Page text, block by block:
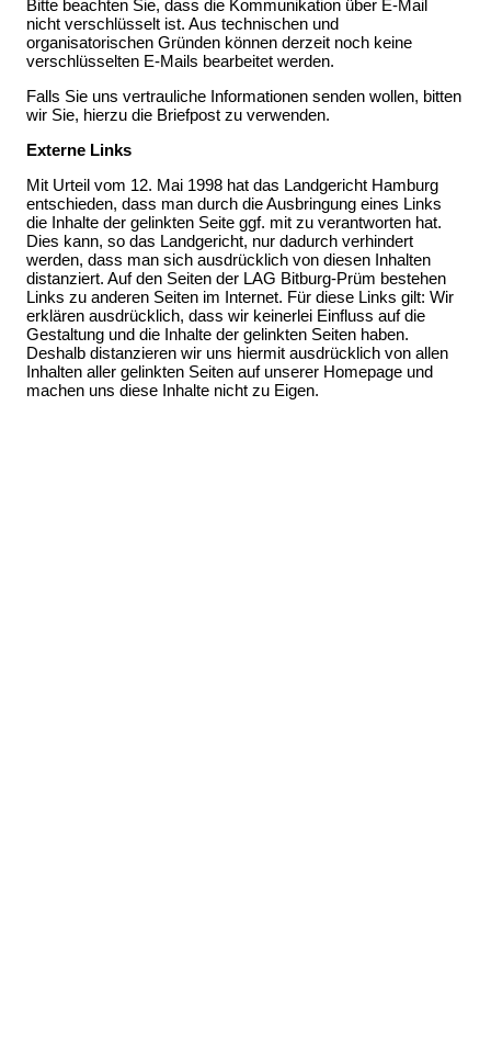
Bitte beachten Sie, dass die Kommunikation über E-Mail
nicht verschlüsselt ist. Aus technischen und
organisatorischen Gründen können derzeit noch keine
verschlüsselten E-Mails bearbeitet werden.
Falls Sie uns vertrauliche Informationen senden wollen, bitten
wir Sie, hierzu die Briefpost zu verwenden.
Externe Links
Mit Urteil vom 12. Mai 1998 hat das Landgericht Hamburg
entschieden, dass man durch die Ausbringung eines Links
die Inhalte der gelinkten Seite ggf. mit zu verantworten hat.
Dies kann, so das Landgericht, nur dadurch verhindert
werden, dass man sich ausdrücklich von diesen Inhalten
distanziert. Auf den Seiten der LAG Bitburg-Prüm bestehen
Links zu anderen Seiten im Internet. Für diese Links gilt: Wir
erklären ausdrücklich, dass wir keinerlei Einfluss auf die
Gestaltung und die Inhalte der gelinkten Seiten haben.
Deshalb distanzieren wir uns hiermit ausdrücklich von allen
Inhalten aller gelinkten Seiten auf unserer Homepage und
machen uns diese Inhalte nicht zu Eigen.